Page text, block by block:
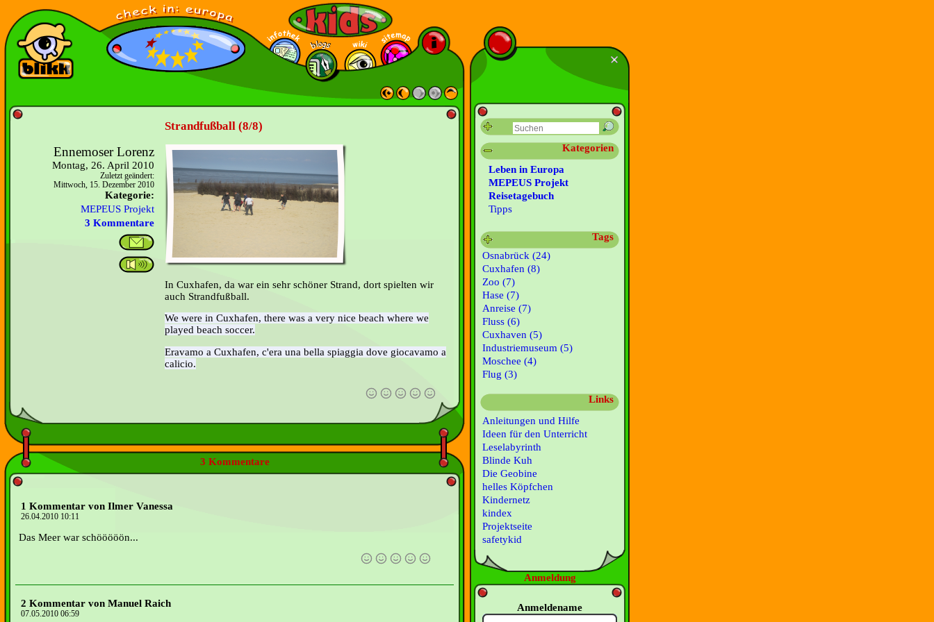
Strandfußball (8/8)
Ennemoser Lorenz
Montag, 26. April 2010
Zuletzt geändert:
Mittwoch, 15. Dezember 2010
Kategorie:
MEPEUS Projekt
3 Kommentare
In Cuxhafen, da war ein sehr schöner Strand, dort spielten wir
auch Strandfußball.
We were in Cuxhafen, there was a very nice beach where we
played beach soccer.
Eravamo a Cuxhafen, c'era una bella spiaggia dove giocavamo a
calicio.
3 Kommentare
1 Kommentar von Ilmer Vanessa
26.04.2010 10:11
Das Meer war schööööön...
2 Kommentar von Manuel Raich
07.05.2010 06:59
Kategorien
Leben in Europa
MEPEUS Projekt
Reisetagebuch
Tipps
Tags
Osnabrück (24)
Cuxhafen (8)
Zoo (7)
Hase (7)
Anreise (7)
Fluss (6)
Cuxhaven (5)
Industriemuseum (5)
Moschee (4)
Flug (3)
Links
Anleitungen und Hilfe
Ideen für den Unterricht
Leselabyrinth
Blinde Kuh
Die Geobine
helles Köpfchen
Kindernetz
kindex
Projektseite
safetykid
Anmeldung
Anmeldename